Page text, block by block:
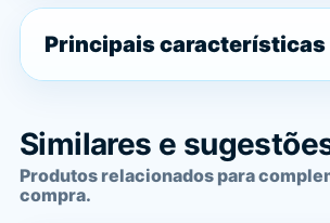
Principais características
Similares e
Produtos relacionados para
compra.